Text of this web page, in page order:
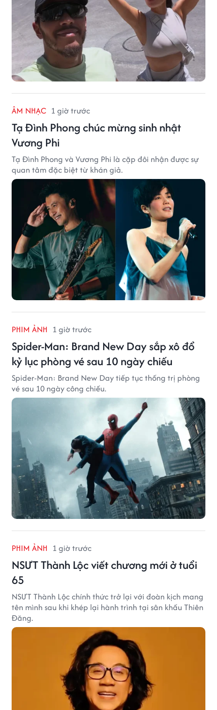
ÂM NHẠC 1 giờ trước
Tạ Đình Phong chúc mừng sinh nhật
Vương Phi
Tạ Đình Phong và Vương Phi là cặp đôi nhận được sự
quan tâm đặc biệt từ khán giả.
PHIM ẢNH 1 giờ trước
Spider-Man: Brand New Day sắp xô đổ
kỷ lục phòng vé sau 10 ngày chiếu
Spider-Man: Brand New Day tiếp tục thống trị phòng
vé sau 10 ngày công chiếu.
PHIM ẢNH 1 giờ trước
NSƯT Thành Lộc viết chương mới ở tuổi
65
NSƯT Thành Lộc chính thức trở lại với đoàn kịch mang
tên mình sau khi khép lại hành trình tại sân khấu Thiên
Đăng.